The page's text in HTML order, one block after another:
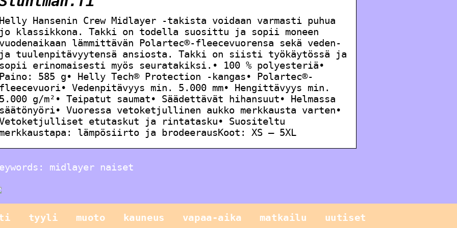
Helly Hansenin Crew Midlayer -takista voidaan varmasti puhua
jo klassikkona. Takki on todella suosittu ja sopii moneen
vuodenaikaan lämmittävän Polartec®-fleecevuorensa sekä veden-
ja tuulenpitävyytensä ansiosta. Takki on siisti työkäytössä ja
sopii erinomaisesti myös seuratakiksi.• 100 % polyesteriä•
Paino: 585 g• Helly Tech® Protection -kangas• Polartec®-
fleecevuori• Vedenpitävyys min. 5.000 mm• Hengittävyys min.
5.000 g/m²• Teipatut saumat• Säädettävät hihansuut• Helmassa
säätönyöri• Vuoressa vetoketjullinen aukko merkkausta varten•
etutaskut ja rintatasku• Suositeltu
merkkaustapa: lämpösiirto ja brodeerausKoot: XS – 5XL
midlayer naiset
tyyli muoto kauneus vapaa-aika matkailu uutiset
Sinun pitäisi